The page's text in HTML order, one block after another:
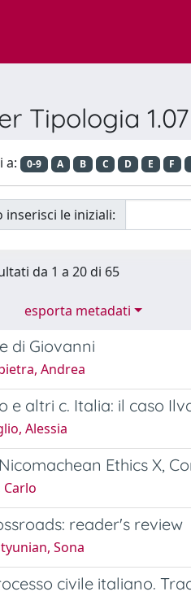
Tipologia
a: 0-9 A B C D E F
inserisci le iniziali:
da 1 a 20 di 65
esporta metadati
di Giovanni
Andrea
e altri c. Italia: il caso
Alessia
Ethics X,
Carlo
reader's review
Sona
civile italiano.